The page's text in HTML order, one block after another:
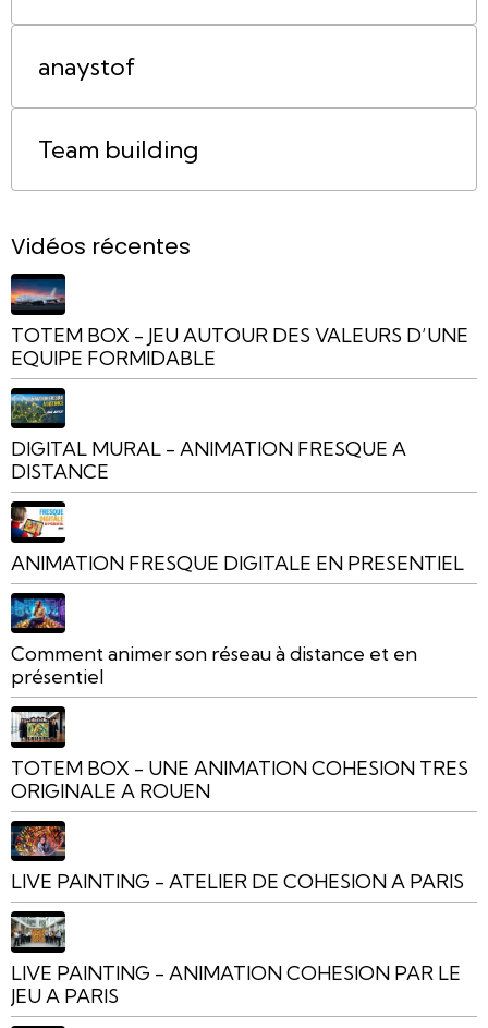
anaystof
Team building
Vidéos récentes
TOTEM BOX - JEU AUTOUR DES VALEURS D’UNE
EQUIPE FORMIDABLE
DIGITAL MURAL - ANIMATION FRESQUE A
DISTANCE
ANIMATION FRESQUE DIGITALE EN PRESENTIEL
Comment animer son réseau à distance et en
présentiel
TOTEM BOX - UNE ANIMATION COHESION TRES
ORIGINALE A ROUEN
LIVE PAINTING - ATELIER DE COHESION A PARIS
LIVE PAINTING - ANIMATION COHESION PAR LE
JEU A PARIS